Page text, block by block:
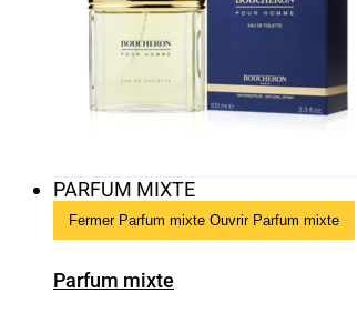
PARFUM MIXTE
Fermer Parfum mixte Ouvrir Parfum mixte
Parfum mixte